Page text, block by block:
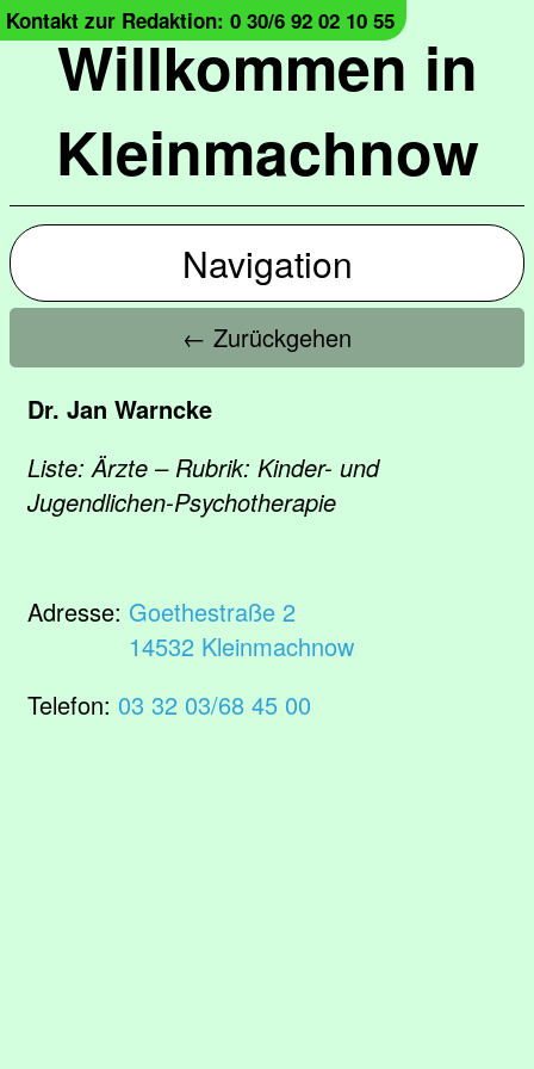
Willkommen in
Kleinmachnow
Kontakt zur Redaktion: 0 30/6 92 02 10 55
Navigation
← Zurückgehen
Dr. Jan Warncke
Liste: Ärzte – Rubrik: Kinder- und
Jugendlichen-Psychotherapie
Adresse: Goethestraße 2
14532 Kleinmachnow
Telefon: 03 32 03/68 45 00